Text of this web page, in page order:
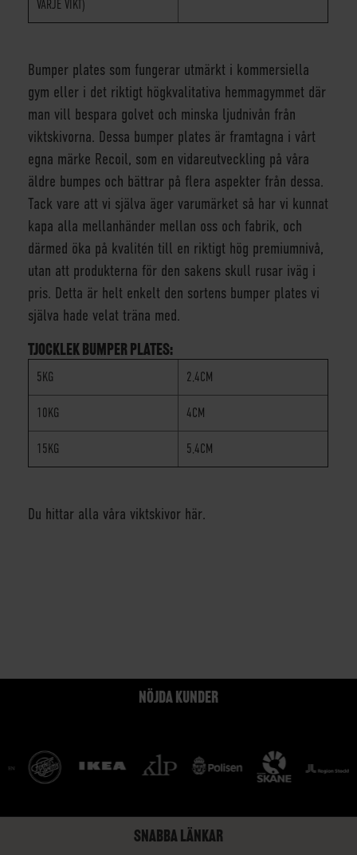
VARJE VIKT)
Bumper plates som fungerar utmärkt i kommersiella
gym eller i det riktigt högkvalitativa hemmagymmet där
man vill bespara golvet och minska ljudnivån från
viktskivorna. Dessa bumper plates är framtagna i vårt
egna märke Recoil, som en vidareutveckling på våra
äldre bumpes och bättrar på flera aspekter från dessa.
Tack vare att vi själva äger varumärket så har vi kunnat
kapa alla mellanhänder mellan oss och fabrik, och
därmed öka på kvalitén till en riktigt hög premiumnivå,
utan att produkterna för den sakens skull rusar iväg i
pris. Detta är helt enkelt den sortens bumper plates vi
själva hade velat träna med.
TJOCKLEK BUMPER PLATES:
5KG 2,4CM
10KG 4CM
15KG 5,4CM
Du hittar alla våra viktskivor här.
NÖJDA KUNDER
SNABBA LÄNKAR